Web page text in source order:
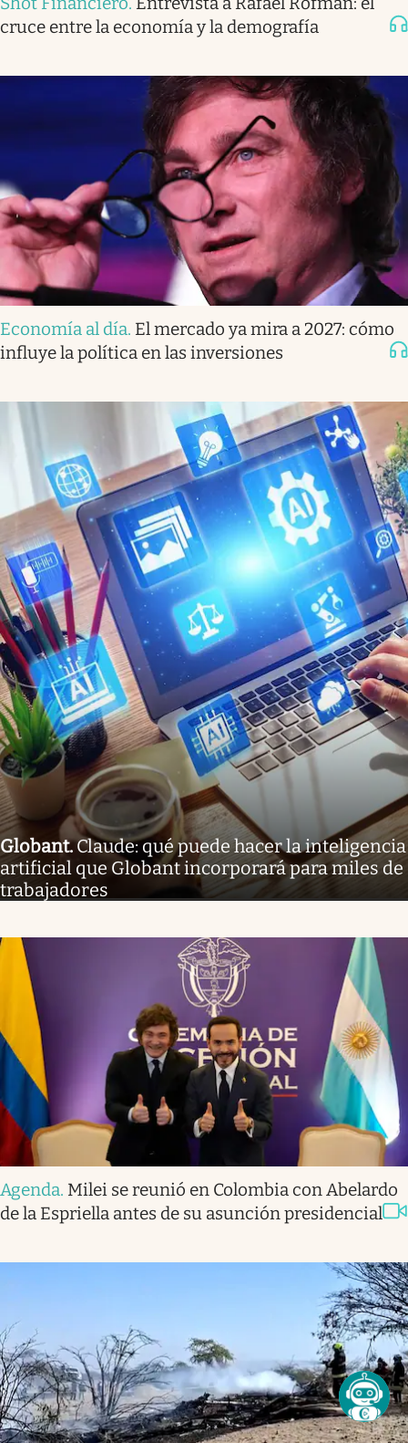
cruce entre la economía y la demografía
Economía al día. El mercado ya mira a 2027: cómo
influye la política en las inversiones
Globant.Claude: qué puede hacer la inteligencia
artificial que Globant incorporará para miles de
trabajadores
Agenda. Milei se reunió en Colombia con Abelardo
de la Espriella antes de su asunción presidencial